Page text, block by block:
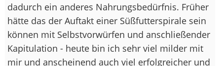
dadurch ein anderes Nahrungsbedürfnis. Früher
hätte das der Auftakt einer Süßfutterspirale sein
können mit Selbstvorwürfen und anschließender
Kapitulation - heute bin ich sehr viel milder mit
mir und anscheinend auch viel erfolgreicher und